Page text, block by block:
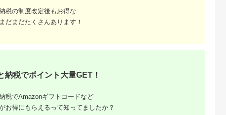
納税
らえるお
税の制度改定後もお得な
だまだたくさんあります！
納税でポイント大量GET！
税でAmazonギフトコードなど
お得にもらえるって知ってましたか？